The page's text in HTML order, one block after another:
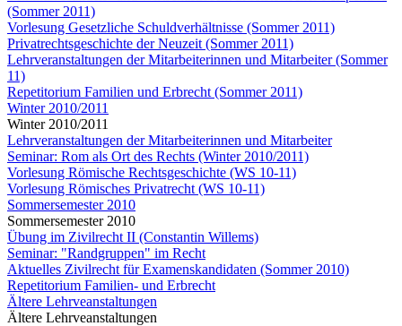
(Sommer 2011)
Vorlesung Gesetzliche Schuldverhältnisse (Sommer 2011)
Privatrechtsgeschichte der Neuzeit (Sommer 2011)
Lehrveranstaltungen der Mitarbeiterinnen und Mitarbeiter (Sommer
11)
Repetitorium Familien und Erbrecht (Sommer 2011)
Winter 2010/2011
Winter 2010/2011
Lehrveranstaltungen der Mitarbeiterinnen und Mitarbeiter
Seminar: Rom als Ort des Rechts (Winter 2010/2011)
Vorlesung Römische Rechtsgeschichte (WS 10-11)
Vorlesung Römisches Privatrecht (WS 10-11)
Sommersemester 2010
Sommersemester 2010
Übung im Zivilrecht II (Constantin Willems)
Seminar: "Randgruppen" im Recht
Aktuelles Zivilrecht für Examenskandidaten (Sommer 2010)
Repetitorium Familien- und Erbrecht
Ältere Lehrveanstaltungen
Ältere Lehrveanstaltungen